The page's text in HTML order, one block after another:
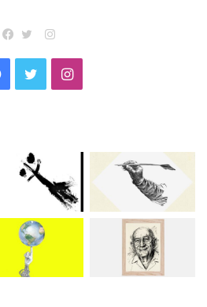
Instagram
Facebook
TwitterInstagram